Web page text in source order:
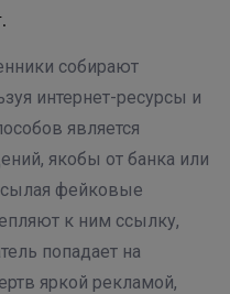
собирают
интернет-ресурсы и
является
якобы от банка или
фейковые
к ним ссылку,
попадает на
яркой рекламой,